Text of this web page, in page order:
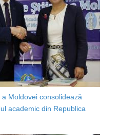
Moldovei consolidează
academic din Republica